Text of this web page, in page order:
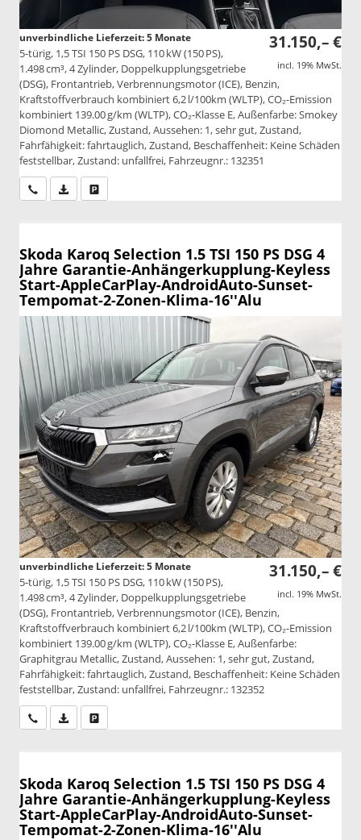
31.150,– €
incl. 19% MwSt.
unverbindliche Lieferzeit:5 Monate
5-türig, 1,5 TSI 150 PS DSG, 110 kW (150 PS),
1.498 cm³, 4 Zylinder, Doppelkupplungsgetriebe
(DSG), Frontantrieb, Verbrennungsmotor (ICE), Benzin,
Kraftstoffverbrauch kombiniert 6,2 l/100km (WLTP), CO₂-Emission
kombiniert 139.00 g/km (WLTP), CO₂-Klasse E, Außenfarbe: Smokey
Diomond Metallic, Zustand, Aussehen: 1, sehr gut, Zustand,
Fahrfähigkeit: fahrtauglich, Zustand, Beschaffenheit: Keine Schäden
feststellbar, Zustand: unfallfrei, Fahrzeugnr.: 132351
Wir rufen Sie anPDF-Datei, Fahrzeugexposé drucken
Skoda Karoq Selection 1.5 TSI 150 PS DSG 4
Jahre Garantie-Anhängerkupplung-Keyless
Start-AppleCarPlay-AndroidAuto-Sunset-
Tempomat-2-Zonen-Klima-16''Alu
31.150,– €
incl. 19% MwSt.
unverbindliche Lieferzeit:5 Monate
5-türig, 1,5 TSI 150 PS DSG, 110 kW (150 PS),
1.498 cm³, 4 Zylinder, Doppelkupplungsgetriebe
(DSG), Frontantrieb, Verbrennungsmotor (ICE), Benzin,
Kraftstoffverbrauch kombiniert 6,2 l/100km (WLTP), CO₂-Emission
kombiniert 139.00 g/km (WLTP), CO₂-Klasse E, Außenfarbe:
Graphitgrau Metallic, Zustand, Aussehen: 1, sehr gut, Zustand,
Fahrfähigkeit: fahrtauglich, Zustand, Beschaffenheit: Keine Schäden
feststellbar, Zustand: unfallfrei, Fahrzeugnr.: 132352
Wir rufen Sie anPDF-Datei, Fahrzeugexposé drucken
Skoda Karoq Selection 1.5 TSI 150 PS DSG 4
Jahre Garantie-Anhängerkupplung-Keyless
Start-AppleCarPlay-AndroidAuto-Sunset-
Tempomat-2-Zonen-Klima-16''Alu